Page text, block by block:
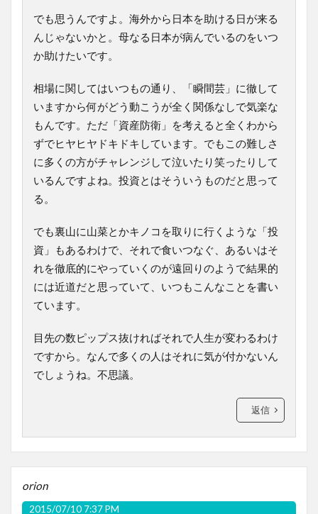
でも思うんですよ。海外から日本を助ける日が来る
んじゃないかと。母なる日本が病んでいるのをいつ
か助けたいです。
相場に関してはいつもの通り、「瞬間芸」に徹して
いますから何がどう動こうが全く関係なしで気楽な
もんです。ただ「資産防衛」を考えると全くわから
ずでヒヤヒヤドキドキしています。でもこの難しさ
に多くの方がチャレンジして泣いたり笑ったりして
いるんですよね。投資とはそういうものだと思って
る。
でも裏山に山菜とかキノコを取りに行くような「投
資」もあるわけで、それで食いつなぐ、あるいはそ
れを徹底的にやっていくのが遠回りのようで結果的
には近道だと思っていて、いつもこんなことを書い
ています。
目先の数ピップス抜ければそれで人生が変わるわけ
ですから。なんで多くの人はそれに気が付かないん
でしょうね。不思議。
返信
orion
2015/07/10 7:37 PM